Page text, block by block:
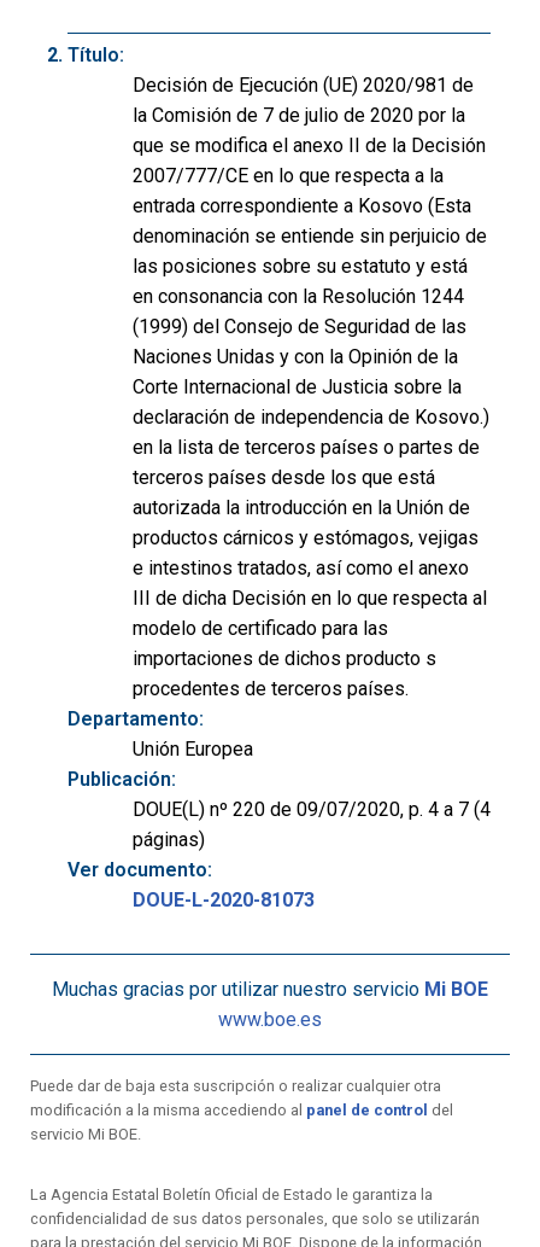
Título:
Decisión de Ejecución (UE) 2020/981 de
la Comisión de 7 de julio de 2020 por la
que se modifica el anexo II de la Decisión
2007/777/CE en lo que respecta a la
entrada correspondiente a Kosovo (Esta
denominación se entiende sin perjuicio de
las posiciones sobre su estatuto y está
en consonancia con la Resolución 1244
(1999) del Consejo de Seguridad de las
Naciones Unidas y con la Opinión de la
Corte Internacional de Justicia sobre la
declaración de independencia de Kosovo.)
en la lista de terceros países o partes de
terceros países desde los que está
autorizada la introducción en la Unión de
productos cárnicos y estómagos, vejigas
e intestinos tratados, así como el anexo
III de dicha Decisión en lo que respecta al
modelo de certificado para las
importaciones de dichos producto s
procedentes de terceros países.
Departamento:
Unión Europea
Publicación:
DOUE(L) nº 220 de 09/07/2020, p. 4 a 7 (4
páginas)
Ver documento:
DOUE-L-2020-81073
Muchas gracias por utilizar nuestro servicio Mi BOE
www.boe.es
Puede dar de baja esta suscripción o realizar cualquier otra
modificación a la misma accediendo al panel de control del
servicio Mi BOE.
La Agencia Estatal Boletín Oficial de Estado le garantiza la
confidencialidad de sus datos personales, que solo se utilizarán
para la prestación del servicio Mi BOE. Dispone de la información